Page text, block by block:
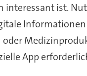
interessant ist.
Informationen
App